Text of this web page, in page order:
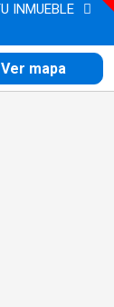
INMUEBLE
Ver mapa